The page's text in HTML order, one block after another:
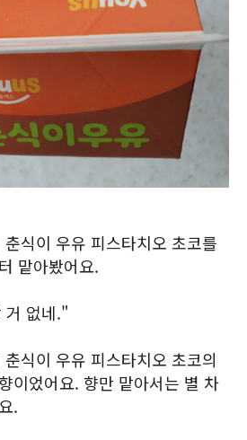
식이 우유 피스타치오 초코를
맡아봤어요.
거 없네."
식이 우유 피스타치오 초코의
이었어요. 향만 맡아서는 별 차
.